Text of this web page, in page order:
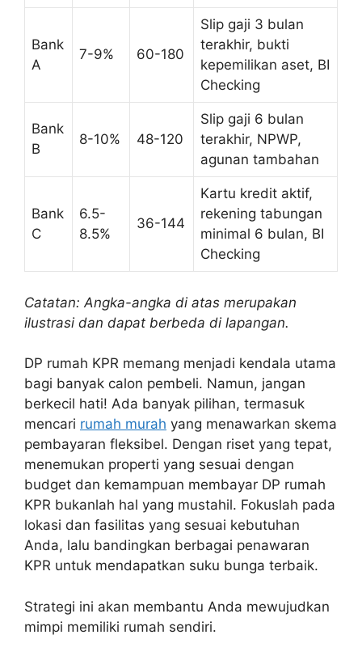
Bank
A
7-9% 60-180
Slip gaji 3 bulan
terakhir, bukti
kepemilikan aset, BI
Checking
Bank
B
8-10% 48-120
Slip gaji 6 bulan
terakhir, NPWP,
agunan tambahan
Bank
C
6.5-
8.5%
36-144
Kartu kredit aktif,
rekening tabungan
minimal 6 bulan, BI
Checking
Catatan: Angka-angka di atas merupakan
ilustrasi dan dapat berbeda di lapangan.
DP rumah KPR memang menjadi kendala utama
bagi banyak calon pembeli. Namun, jangan
berkecil hati! Ada banyak pilihan, termasuk
mencari rumah murah yang menawarkan skema
pembayaran fleksibel. Dengan riset yang tepat,
menemukan properti yang sesuai dengan
budget dan kemampuan membayar DP rumah
KPR bukanlah hal yang mustahil. Fokuslah pada
lokasi dan fasilitas yang sesuai kebutuhan
Anda, lalu bandingkan berbagai penawaran
KPR untuk mendapatkan suku bunga terbaik.
Strategi ini akan membantu Anda mewujudkan
mimpi memiliki rumah sendiri.